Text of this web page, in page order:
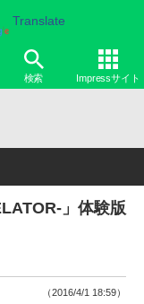
Translate
検索 Impressサイト
」体験版
（2016/4/1 18:59）